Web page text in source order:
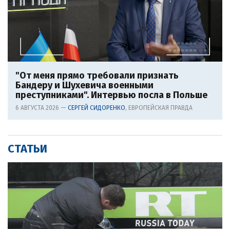
"От меня прямо требовали признать
Бандеру и Шухевича военными
преступниками". Интервью посла в Польше
6 АВГУСТА 2026 — СЕРГЕЙ СИДОРЕНКО, ЕВРОПЕЙСКАЯ ПРАВДА
СТАТЬИ